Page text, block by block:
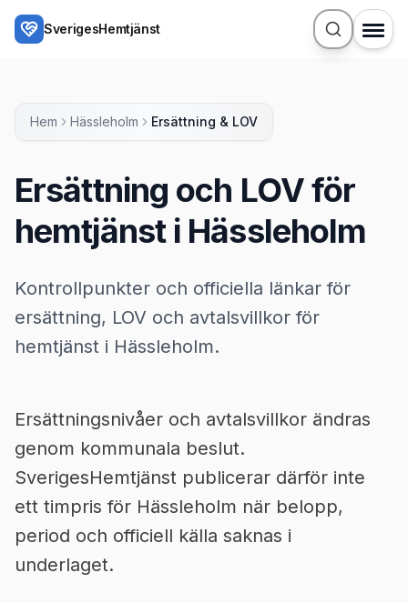
Hoppa till huvudinnehåll
SverigesHemtjänst
Hem Hässleholm Ersättning & LOV
Ersättning och LOV för
hemtjänst i Hässleholm
Kontrollpunkter och officiella länkar för
ersättning, LOV och avtalsvillkor för
hemtjänst i Hässleholm.
Ersättningsnivåer och avtalsvillkor ändras
genom kommunala beslut.
SverigesHemtjänst publicerar därför inte
ett timpris för Hässleholm när belopp,
period och officiell källa saknas i
underlaget.